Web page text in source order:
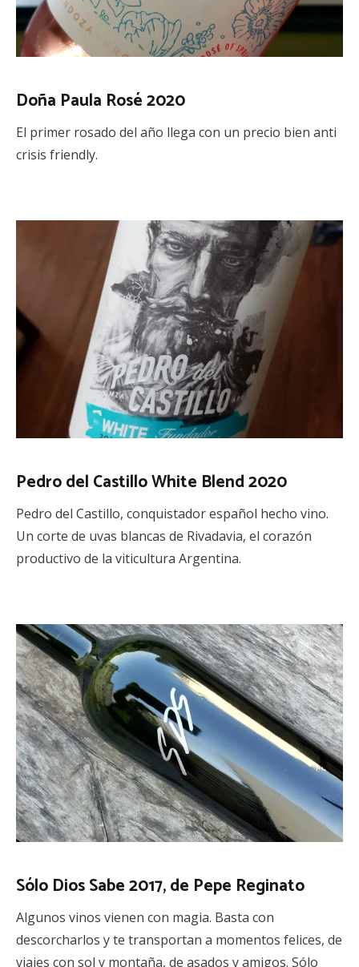
Doña Paula Rosé 2020
El primer rosado del año llega con un precio bien anti
crisis friendly.
Pedro del Castillo White Blend 2020
Pedro del Castillo, conquistador español hecho vino.
Un corte de uvas blancas de Rivadavia, el corazón
productivo de la viticultura Argentina.
Sólo Dios Sabe 2017, de Pepe Reginato
Algunos vinos vienen con magia. Basta con
descorcharlos y te transportan a momentos felices, de
viajes con sol y montaña, de asados y amigos. Sólo